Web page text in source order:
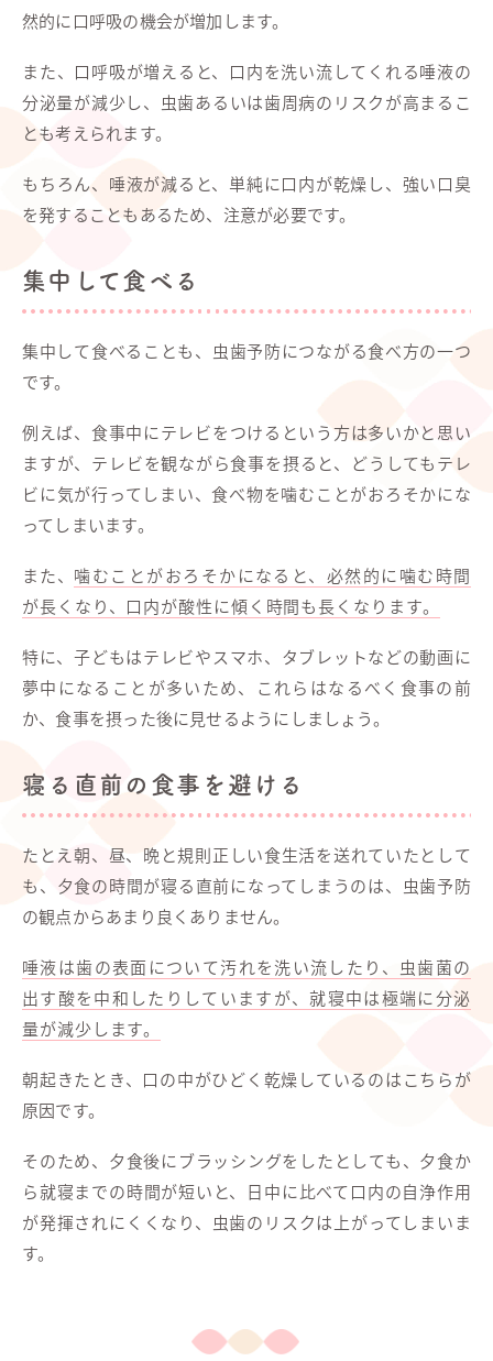
然的に口呼吸の機会が増加します。
また、口呼吸が増えると、口内を洗い流してくれる唾液の
分泌量が減少し、虫歯あるいは歯周病のリスクが高まるこ
とも考えられます。
もちろん、唾液が減ると、単純に口内が乾燥し、強い口臭
を発することもあるため、注意が必要です。
集中して食べる
集中して食べることも、虫歯予防につながる食べ方の一つ
です。
例えば、食事中にテレビをつけるという方は多いかと思い
ますが、テレビを観ながら食事を摂ると、どうしてもテレ
ビに気が行ってしまい、食べ物を噛むことがおろそかにな
ってしまいます。
また、 噛むことがおろそかになると、必然的に噛む時間
が長くなり、口内が酸性に傾く時間も長くなります。
特に、子どもはテレビやスマホ、タブレットなどの動画に
夢中になることが多いため、これらはなるべく食事の前
か、食事を摂った後に見せるようにしましょう。
寝る直前の食事を避ける
たとえ朝、昼、晩と規則正しい食生活を送れていたとして
も、夕食の時間が寝る直前になってしまうのは、虫歯予防
の観点からあまり良くありません。
唾液は歯の表面について汚れを洗い流したり、虫歯菌の
出す酸を中和したりしていますが、就寝中は極端に分泌
量が減少します。
朝起きたとき、口の中がひどく乾燥しているのはこちらが
原因です。
そのため、夕食後にブラッシングをしたとしても、夕食か
ら就寝までの時間が短いと、日中に比べて口内の自浄作用
が発揮されにくくなり、虫歯のリスクは上がってしまいま
す。